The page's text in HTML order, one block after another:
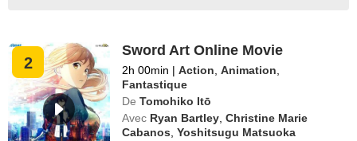
2
Sword Art Online Movie
2h 00min | Action ,Animation
Fantastique
De Tomohiko Itō
Avec Ryan Bartley ,Christine Marie
Cabanos ,Yoshitsugu Matsuoka